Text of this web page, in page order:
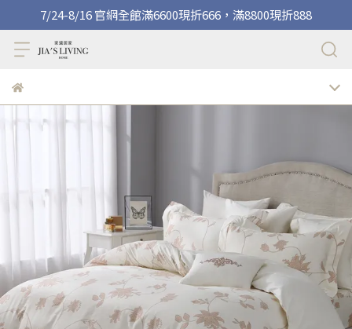
7/24-8/16 官網全館滿6600現折666，滿8800現折888